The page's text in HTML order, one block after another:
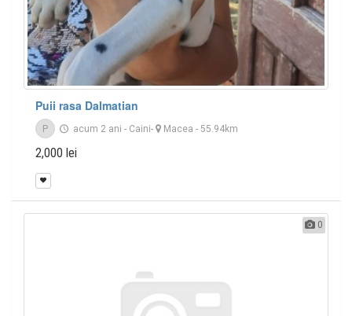
Puii rasa Dalmatian
P acum 2 ani - Caini- Macea - 55.94km
2,000 lei
0